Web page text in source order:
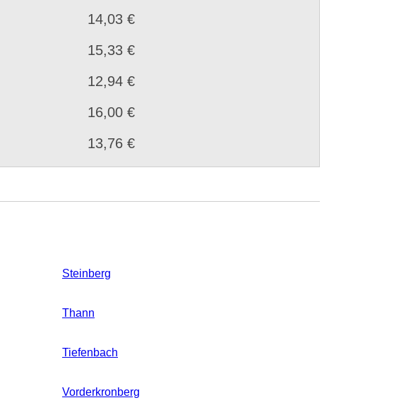
14,03 €
15,33 €
12,94 €
16,00 €
13,76 €
Steinberg
Thann
Tiefenbach
Vorderkronberg